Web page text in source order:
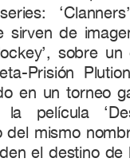
sirven de
sobre
Prisión
en un torneo
película
del mismo
el destino de